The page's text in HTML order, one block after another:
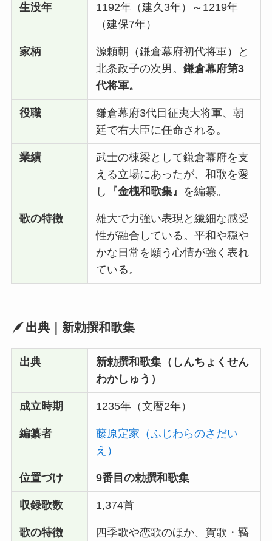
生没年
1192年（建久3年）～1219年
（建保7年）
家柄
源頼朝（鎌倉幕府初代将軍）と
北条政子の次男。鎌倉幕府第3
代将軍。
役職
鎌倉幕府3代目征夷大将軍、朝
廷で右大臣に任命される。
業績
武士の棟梁として鎌倉幕府を支
える立場にあったが、和歌を愛
し
『金槐和歌集』 を編纂。
歌の特徴
雄大で力強い表現と繊細な感受
性が融合している。平和や穏や
かな日常を願う心情が強く表れ
ている。
出典｜新勅撰和歌集
出典
新勅撰和歌集（しんちょくせん
わかしゅう）
成立時期 1235年（文暦2年）
編纂者
藤原定家（ふじわらのさだい
え）
位置づけ 9番目の勅撰和歌集
収録歌数 1,374首
歌の特徴 四季歌や恋歌のほか、賀歌・羇